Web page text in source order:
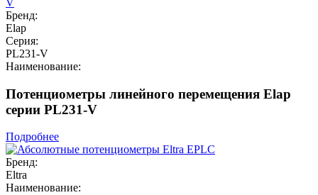
Бренд:
Elap
Серия:
PL231-V
Наименование:
Потенциометры линейного перемещения Elap
серии PL231-V
Подробнее
Бренд:
Eltra
Наименование: